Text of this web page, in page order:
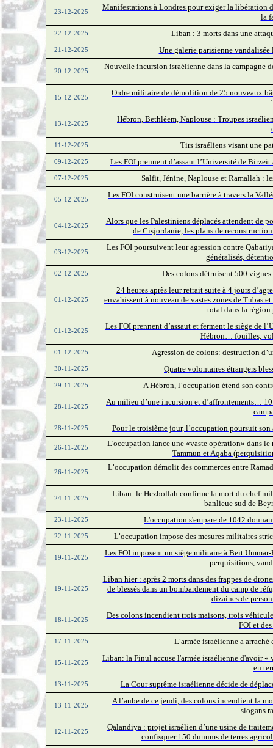
23-12-2025
Manifestations à Londres pour exiger la libération
la
22-12-2025 Liban : 3 morts dans une
21-12-2025 Une galerie parisienne
20-12-2025
Nouvelle incursion israélienne dans la campagne
15-12-2025
Ordre militaire de démolition de 25 nouveaux
13-12-2025
Hébron, Bethléem, Naplouse : Troupes
11-12-2025 Tirs israéliens visant une
09-12-2025 Les FOI prennent d’assaut l’Université de
07-12-2025 Salfit, Jénine, Naplouse et Ramallah :
05-12-2025
Les FOI construisent une barrière à travers la
04-12-2025
Alors que les Palestiniens déplacés attendent de
de Cisjordanie, les plans de
03-12-2025
Les FOI poursuivent leur agression contre
généralisés,
02-12-2025 Des colons détruisent 500
01-12-2025
24 heures après leur retrait suite à 4 jours
envahissent à nouveau de vastes zones de Tubas
total dans la région
01-12-2025
Les FOI prennent d’assaut et ferment le siège de
Hébron… fouilles,
01-12-2025 Agression de colons: destruction
30-11-2025 Quatre volontaires étrangers
29-11-2025 A Hébron, l’occupation étend son
28-11-2025
Au milieu d’une incursion et d’affrontements…
28-11-2025 Pour le troisième jour, l’occupation poursuit son
26-11-2025
L'occupation lance une «vaste opération» dans
Tammun et Aqaba
26-11-2025
L’occupation démolit des commerces entre
24-11-2025
Liban: le Hezbollah confirme la mort du chef
banlieue sud de
23-11-2025 L'occupation s'empare de 1042
22-11-2025 L’occupation impose des mesures militaires
19-11-2025
Les FOI imposent un siège militaire à Beit
perquisitions,
19-11-2025
Liban hier : après 2 morts dans des frappes de
de blessés dans un bombardement du camp de
dizaines de
18-11-2025
Des colons incendient trois maisons, trois
FOI et
17-11-2025 L’armée israélienne a
15-11-2025
Liban: la Finul accuse l'armée israélienne d'avoir
en
13-11-2025 La Cour suprême israélienne décide de
13-11-2025
A l’aube de ce jeudi, des colons incendient la
slogans
12-11-2025
Qalandiya : projet israélien d’une usine de
confisquer 150 dunums de terres